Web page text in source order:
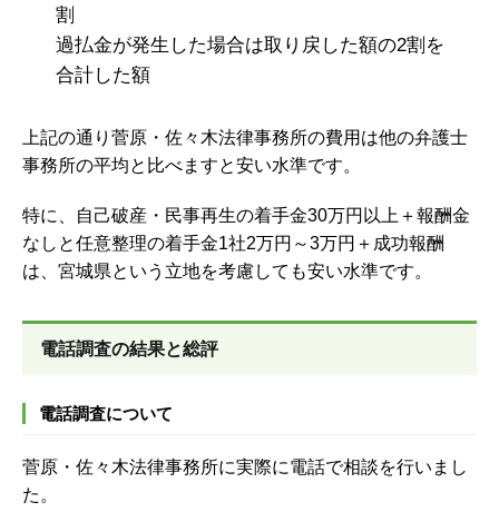
割
過払金が発生した場合は取り戻した額の2割を
合計した額
上記の通り菅原・佐々木法律事務所の費用は他の弁護士
事務所の平均と比べますと安い水準です。
特に、自己破産・民事再生の着手金30万円以上＋報酬金
なしと任意整理の着手金1社2万円～3万円＋成功報酬
は、宮城県という立地を考慮しても安い水準です。
電話調査の結果と総評
電話調査について
菅原・佐々木法律事務所に実際に電話で相談を行いまし
た。